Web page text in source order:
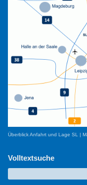
Überblick Anfahrt und Lage SL |
Volltextsuche